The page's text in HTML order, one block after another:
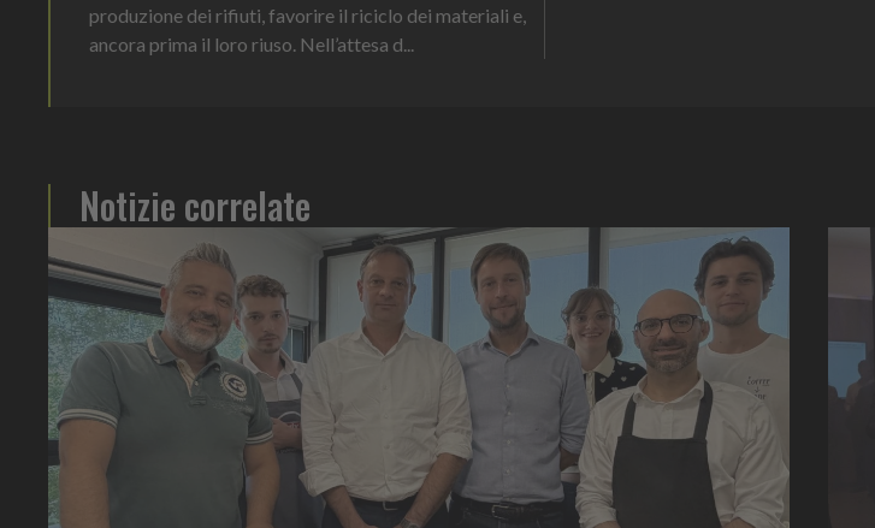
produzione dei rifiuti, favorire il riciclo dei materiali e,
ancora prima il loro riuso. Nell’attesa d...
Notizie correlate